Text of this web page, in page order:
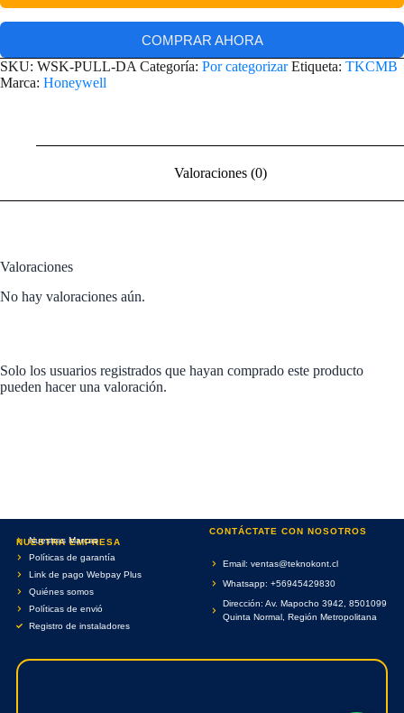
COMPRAR AHORA
SKU: WSK-PULL-DA Categoría: Por categorizar Etiqueta: TKCMB
Marca: Honeywell
Valoraciones (0)
Valoraciones
No hay valoraciones aún.
Solo los usuarios registrados que hayan comprado este producto
pueden hacer una valoración.
NUESTRA EMPRESA
Nuestras Marcas
Políticas de garantía
Link de pago Webpay Plus
Quiénes somos
Políticas de envió
Registro de instaladores
CONTÁCTATE CON NOSOTROS
Email: ventas@teknokont.cl
Whatsapp: +56945429830
Dirección: Av. Mapocho 3942, 8501099
Quinta Normal, Región Metropolitana